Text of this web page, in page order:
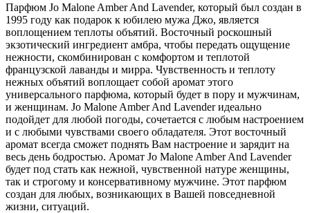
Парфюм Jo Malone Amber And Lavender, который был создан в
1995 году как подарок к юбилею мужа Джо, является
воплощением теплоты объятий. Восточный роскошный
экзотический ингредиент амбра, чтобы передать ощущение
нежности, скомбинирован с комфортом и теплотой
французской лаванды и мирра. Чувственность и теплоту
нежных объятий воплощает собой аромат этого
универсального парфюма, который будет в пору и мужчинам,
и женщинам. Jo Malone Amber And Lavender идеально
подойдет для любой погоды, сочетается с любым настроением
и с любыми чувствами своего обладателя. Этот восточный
аромат всегда сможет поднять Вам настроение и зарядит на
весь день бодростью. Аромат Jo Malone Amber And Lavender
будет под стать как нежной, чувственной натуре женщины,
так и строгому и консервативному мужчине. Этот парфюм
создан для любых, возникающих в Вашей повседневной
жизни, ситуаций.